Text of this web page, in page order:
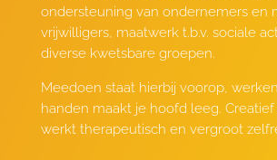
ondersteuning van ondernemers en
vrijwilligers, maatwerk t.b.v. sociale
diverse kwetsbare groepen.
Meedoen staat hierbij voorop,
handen maakt je hoofd leeg. Creatief
werkt therapeutisch en vergroot